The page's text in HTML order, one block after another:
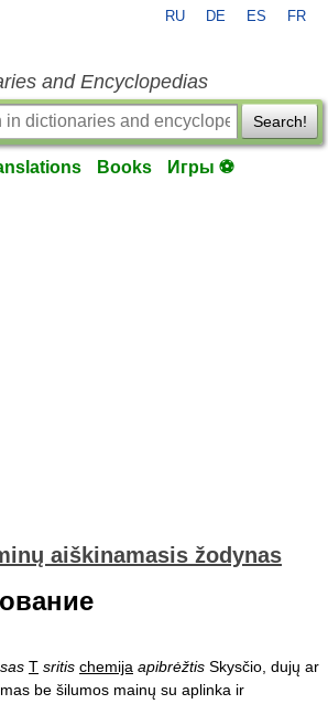
RU DE ES FR
and Encyclopedias
Search!
Books Игры ⚽
aiškinamasis žodynas
T sritis chemija apibrėžtis Skysčio, dujų ar
be šilumos mainų su aplinka ir